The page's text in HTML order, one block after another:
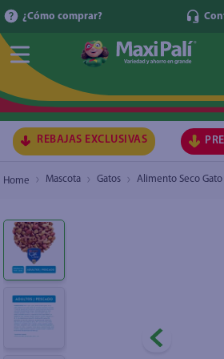
¿Cómo comprar?
REBAJAS EXCLUSIVAS
Mascota Gatos Alimento Seco Gato
Alimento para gato